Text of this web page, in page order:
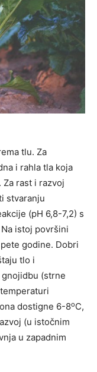
tlu. Za
i rahla tla koja
rast i razvoj
stvaranju
(pH 6,8-7,2) s
istoj površini
godine. Dobri
tlo i
(strne
dostigne 6-8oC,
(u istočnim
u zapadnim